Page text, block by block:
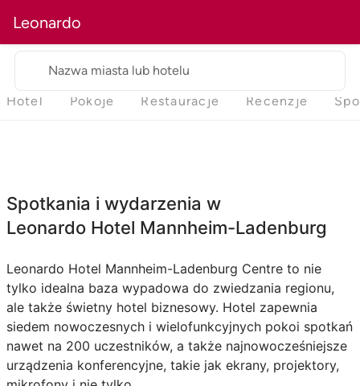
Leonardo
Nazwa miasta lub hotelu
Hotel Pokoje Restauracje Recenzje
Spotkania i wydarzenia w
Leonardo Hotel Mannheim-Ladenburg
Leonardo Hotel Mannheim-Ladenburg Centre to nie
tylko idealna baza wypadowa do zwiedzania regionu,
ale także świetny hotel biznesowy. Hotel zapewnia
siedem nowoczesnych i wielofunkcyjnych pokoi spotkań
nawet na 200 uczestników, a także najnowocześniejsze
urządzenia konferencyjne, takie jak ekrany, projektory,